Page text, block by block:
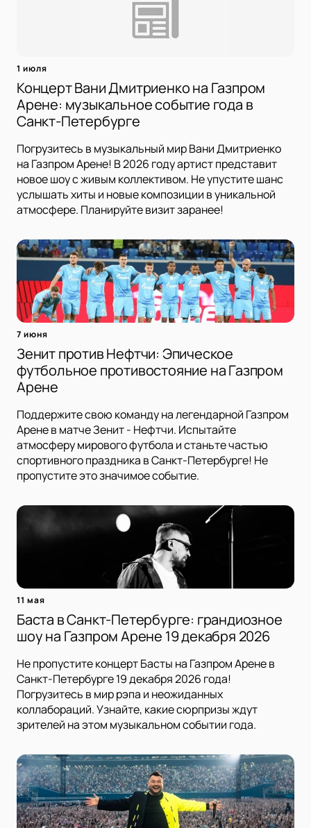
1 июля
Концерт Вани Дмитриенко на Газпром
Арене: музыкальное событие года в
Санкт-Петербурге
Погрузитесь в музыкальный мир Вани Дмитриенко
на Газпром Арене! В 2026 году артист представит
новое шоу с живым коллективом. Не упустите шанс
услышать хиты и новые композиции в уникальной
атмосфере. Планируйте визит заранее!
7 июня
Зенит против Нефтчи: Эпическое
футбольное противостояние на Газпром
Арене
Поддержите свою команду на легендарной Газпром
Арене в матче Зенит - Нефтчи. Испытайте
атмосферу мирового футбола и станьте частью
спортивного праздника в Санкт-Петербурге! Не
пропустите это значимое событие.
11 мая
Баста в Санкт-Петербурге: грандиозное
шоу на Газпром Арене 19 декабря 2026
Не пропустите концерт Басты на Газпром Арене в
Санкт-Петербурге 19 декабря 2026 года!
Погрузитесь в мир рэпа и неожиданных
коллабораций. Узнайте, какие сюрпризы ждут
зрителей на этом музыкальном событии года.